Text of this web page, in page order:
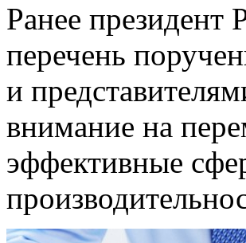
Ранее
перечень
и
внимание на
эффективные